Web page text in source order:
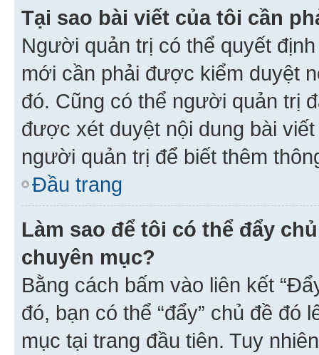
Tại sao bài viết của tôi cần
Người quản trị có thể quyết
mới cần phải được kiểm duyệt
đó. Cũng có thể người quản trị
được xét duyệt nội dung bài
người quản trị để biết thêm
Đầu trang
Làm sao để tôi có thể đẩy
chuyên mục?
Bằng cách bấm vào liên kết
đó, bạn có thể “đẩy” chủ đề đó
mục tại trang đầu tiên. Tuy